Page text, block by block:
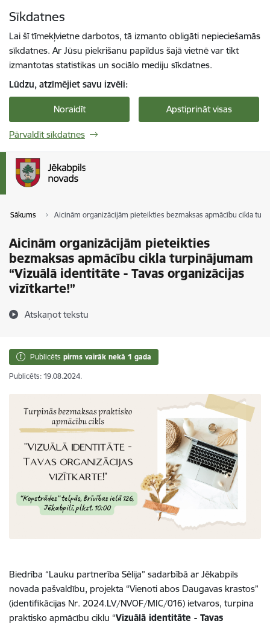
Sīkdatnes
Lai šī tīmekļvietne darbotos, tā izmanto obligāti nepieciešamās
sīkdatnes. Ar Jūsu piekrišanu papildus šajā vietnē var tikt
izmantotas statistikas un sociālo mediju sīkdatnes.
Lūdzu, atzīmējiet savu izvēli:
Noraidīt Apstiprināt visas
Pārvaldīt sīkdatnes
Sākums Aicinām organizācijām pieteikties bezmaksas apmācību cikla
Aicinām organizācijām pieteikties
bezmaksas apmācību cikla turpinājumam
“Vizuālā identitāte - Tavas organizācijas
vizītkarte!”
Atskaņot tekstu
Publicēts pirms vairāk nekā 1 gada
Publicēts: 19.08.2024.
Biedrība “Lauku partnerība Sēlija” sadarbībā ar Jēkabpils
novada pašvaldību, projekta “Vienoti abos Daugavas krastos”
(identifikācijas Nr. 2024.LV/NVOF/MIC/016) ietvaros, turpina
praktisko apmācību ciklu “Vizuālā identitāte - Tavas